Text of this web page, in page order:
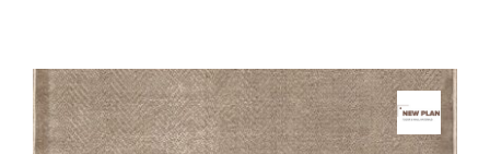
παραλλαγές.
Οι
επιλογές
μπορούν